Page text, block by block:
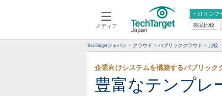
メディア
ITインフ
クラウド
スマートモバイル
ネットワーク
エンタープライ
ERP
CX
情報系システム
製品比較
TechTargetジャパン クラウド パブリッククラウド 比較
豊富なテンプレ
企業向けシステムを構築するパブリック